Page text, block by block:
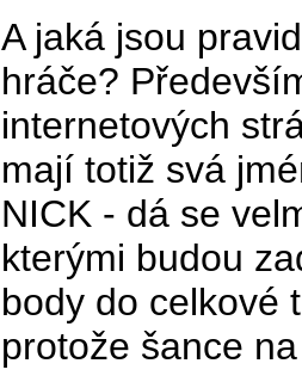
A jaká jsou
hráče?
internetových
mají totiž svá
NICK - dá se
kterými budou
body do celkové
protože šance